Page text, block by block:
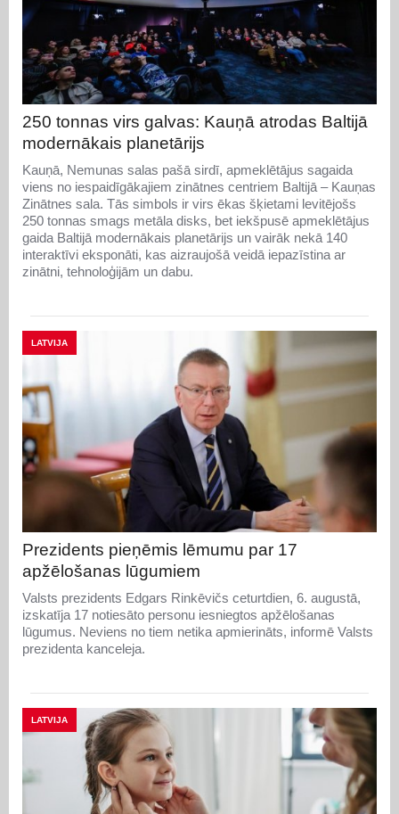
250 tonnas virs galvas: Kauņā atrodas Baltijā
modernākais planetārijs
Kauņā, Nemunas salas pašā sirdī, apmeklētājus sagaida
viens no iespaidīgākajiem zinātnes centriem Baltijā – Kauņas
Zinātnes sala. Tās simbols ir virs ēkas šķietami levitējošs
250 tonnas smags metāla disks, bet iekšpusē apmeklētājus
gaida Baltijā modernākais planetārijs un vairāk nekā 140
interaktīvi eksponāti, kas aizraujošā veidā iepazīstina ar
zinātni, tehnoloģijām un dabu.
LATVIJA
Prezidents pieņēmis lēmumu par 17
apžēlošanas lūgumiem
Valsts prezidents Edgars Rinkēvičs ceturtdien, 6. augustā,
izskatīja 17 notiesāto personu iesniegtos apžēlošanas
lūgumus. Neviens no tiem netika apmierināts, informē Valsts
prezidenta kanceleja.
LATVIJA